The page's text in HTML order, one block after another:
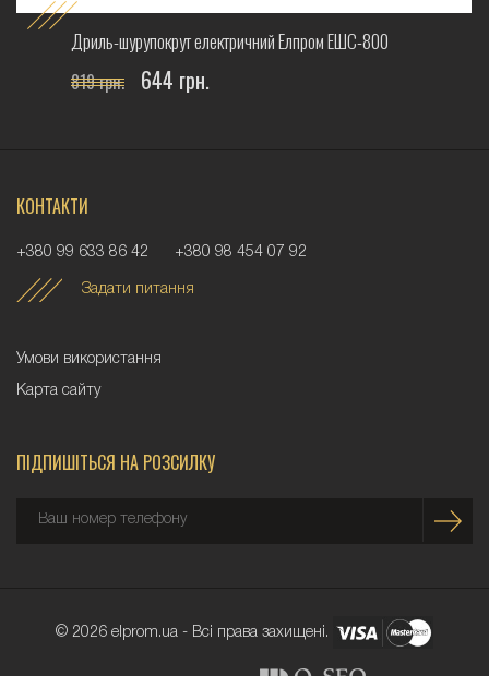
Дриль-шурупокрут електричний Елпром ЕШС-800
819 грн. 644 грн.
КОНТАКТИ
+380 99 633 86 42 +380 98 454 07 92
Задати питання
Умови використання
Карта сайту
ПІДПИШІТЬСЯ НА РОЗСИЛКУ
© 2026 elprom.ua - Всі права захищені.